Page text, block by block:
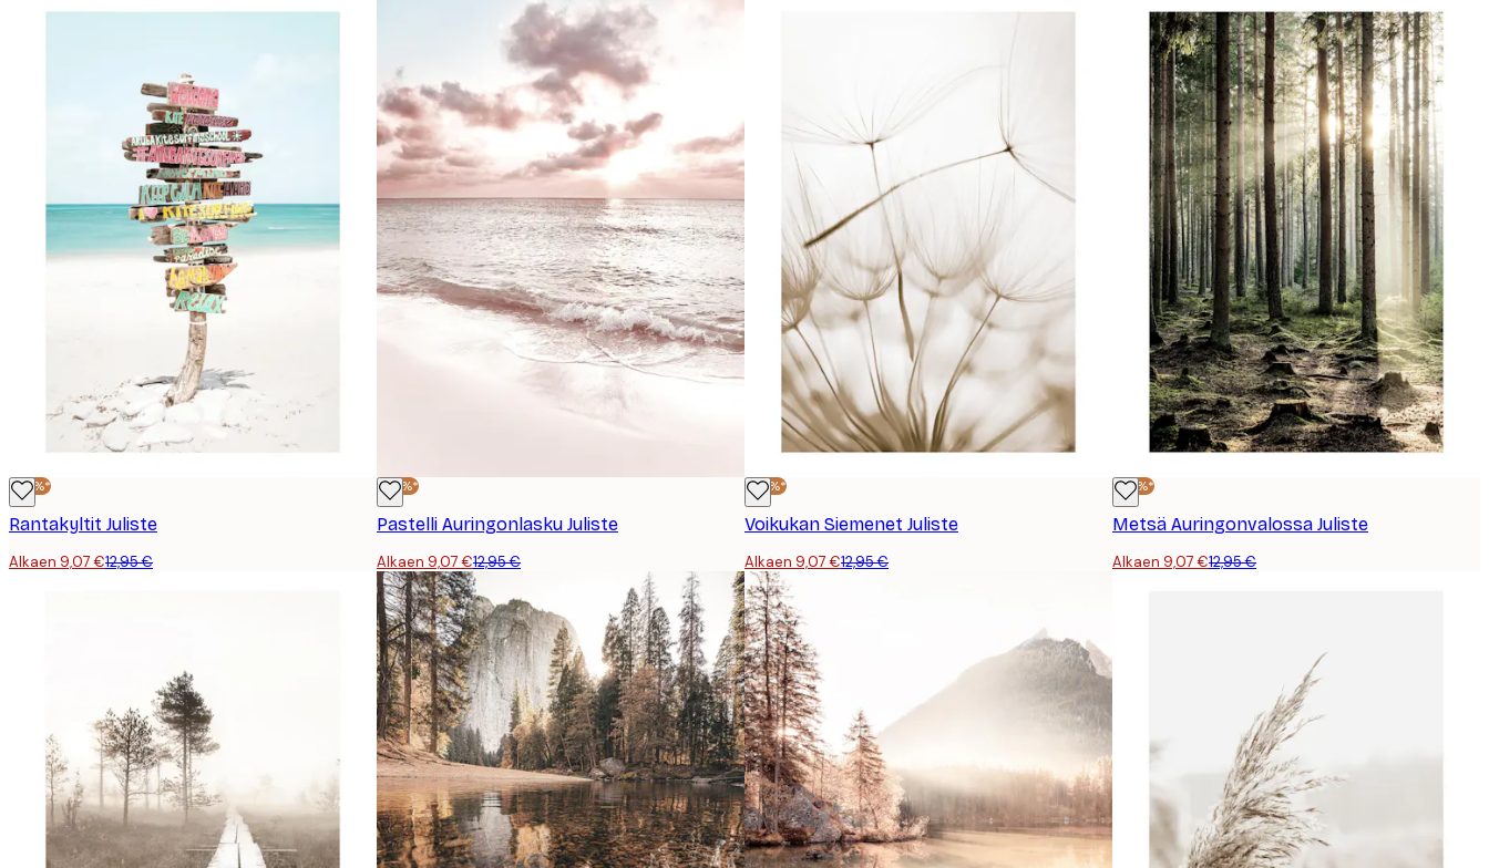
-30%*
Rantakyltit Juliste
Alkaen 9,07 €12,95 €
-30%*
Pastelli Auringonlasku Juliste
Alkaen 9,07 €12,95 €
-30%*
Voikukan Siemenet Juliste
Alkaen 9,07 €12,95 €
-30%*
Metsä Auringonvalossa Juliste
Alkaen 9,07 €12,95 €